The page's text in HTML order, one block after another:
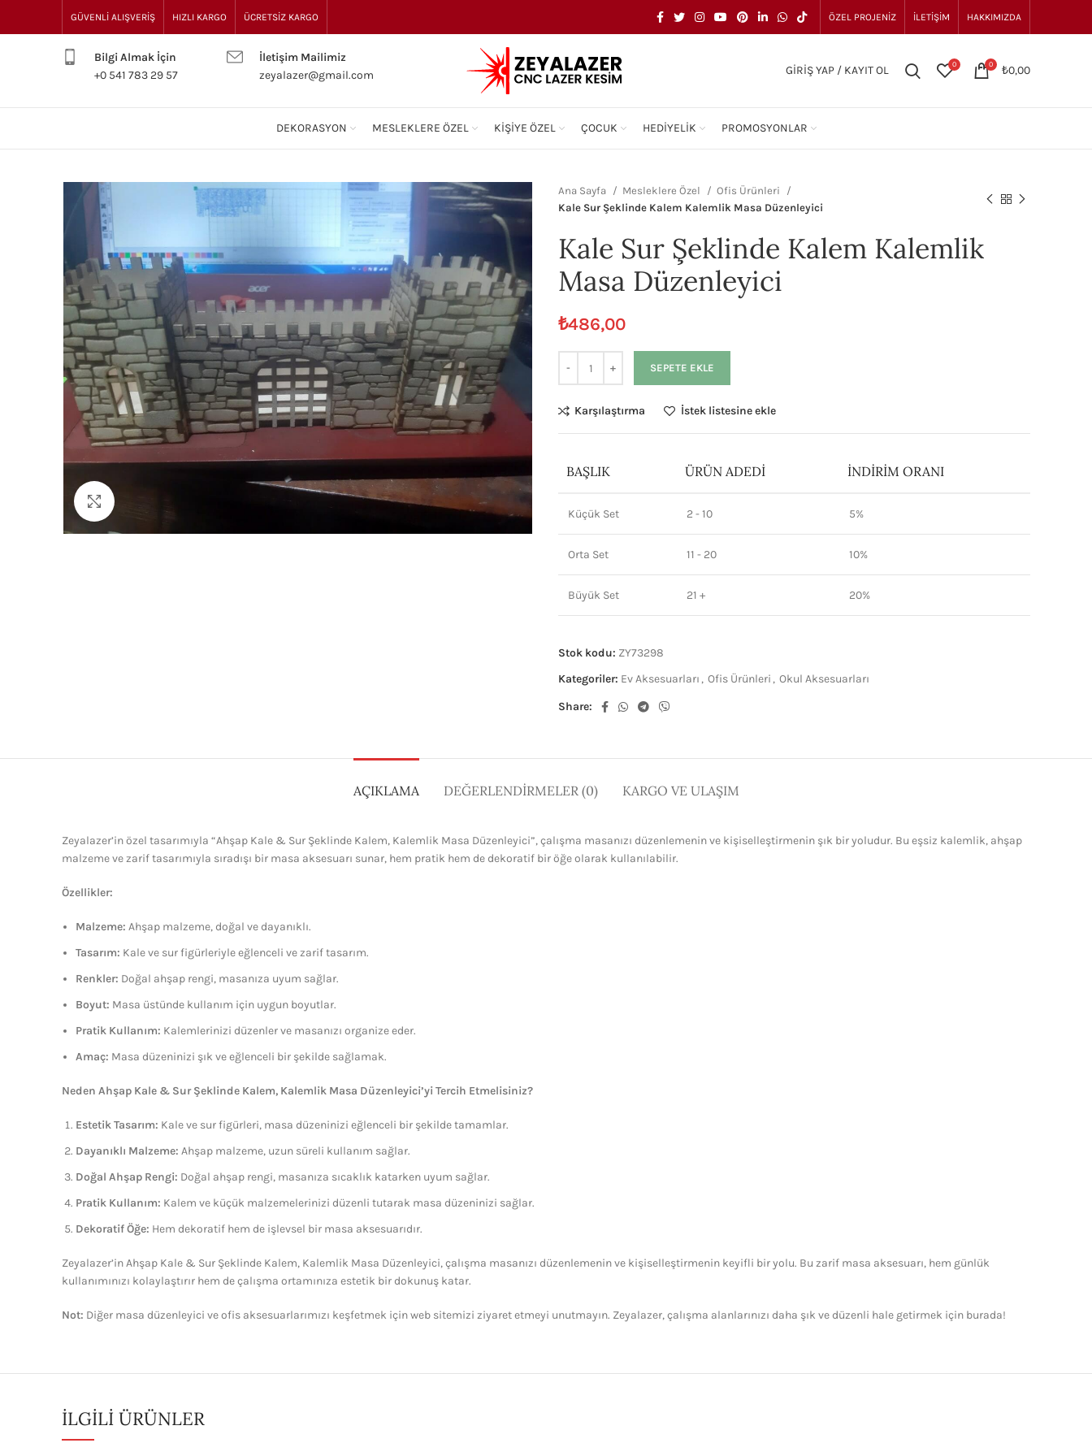
GÜVENLİ ALIŞVERİŞ HIZLI KARGO ÜCRETSİZ KARGO ÖZEL PROJENIZ İLETIŞIM HAKKIMIZDA
Bilgi Almak İçin
+0 541 783 29 57
İletişim Mailimiz
zeyalazer@gmail.com
GIRIŞ YAP / KAYIT OL 0 0 ₺0,00
DEKORASYON MESLEKLERE ÖZEL KIŞIYE ÖZEL ÇOCUK HEDIYELIK PROMOSYONLAR
Ana Sayfa Mesleklere Özel
Ofis Ürünleri
Kale Sur Şeklinde Kalem Kalemlik Masa Düzenleyici
Kale Sur Şeklinde Kalem Kalemlik
Masa Düzenleyici
₺486,00
SEPETE EKLE
Karşılaştırma İstek listesine ekle
BAŞLIK ÜRÜN ADEDI İNDIRIM ORANI
Küçük Set 2 - 10 5%
Orta Set 11 - 20 10%
Büyük Set 21 + 20%
Stok kodu: ZY73298
Kategoriler: Ev Aksesuarları , Ofis Ürünleri , Okul Aksesuarları
Share:
AÇIKLAMA DEĞERLENDIRMELER (0) KARGO VE ULAŞIM
Zeyalazer’in özel tasarımıyla “Ahşap Kale & Sur Şeklinde Kalem, Kalemlik Masa Düzenleyici”, çalışma masanızı düzenlemenin ve kişiselleştirmenin şık bir yoludur. Bu eşsiz kalemlik, ahşap
malzeme ve zarif tasarımıyla sıradışı bir masa aksesuarı sunar, hem pratik hem de dekoratif bir öğe olarak kullanılabilir.
Özellikler:
Malzeme: Ahşap malzeme, doğal ve dayanıklı.
Tasarım: Kale ve sur figürleriyle eğlenceli ve zarif tasarım.
Renkler: Doğal ahşap rengi, masanıza uyum sağlar.
Boyut: Masa üstünde kullanım için uygun boyutlar.
Pratik Kullanım: Kalemlerinizi düzenler ve masanızı organize eder.
Amaç: Masa düzeninizi şık ve eğlenceli bir şekilde sağlamak.
Neden Ahşap Kale & Sur Şeklinde Kalem, Kalemlik Masa Düzenleyici’yi Tercih Etmelisiniz?
Estetik Tasarım: Kale ve sur figürleri, masa düzeninizi eğlenceli bir şekilde tamamlar.
Dayanıklı Malzeme: Ahşap malzeme, uzun süreli kullanım sağlar.
Doğal Ahşap Rengi: Doğal ahşap rengi, masanıza sıcaklık katarken uyum sağlar.
Pratik Kullanım: Kalem ve küçük malzemelerinizi düzenli tutarak masa düzeninizi sağlar.
Dekoratif Öğe: Hem dekoratif hem de işlevsel bir masa aksesuarıdır.
Zeyalazer’in Ahşap Kale & Sur Şeklinde Kalem, Kalemlik Masa Düzenleyici, çalışma masanızı düzenlemenin ve kişiselleştirmenin keyifli bir yolu. Bu zarif masa aksesuarı, hem günlük
kullanımınızı kolaylaştırır hem de çalışma ortamınıza estetik bir dokunuş katar.
Not: Diğer masa düzenleyici ve ofis aksesuarlarımızı keşfetmek için web sitemizi ziyaret etmeyi unutmayın. Zeyalazer, çalışma alanlarınızı daha şık ve düzenli hale getirmek için burada!
İLGILI ÜRÜNLER